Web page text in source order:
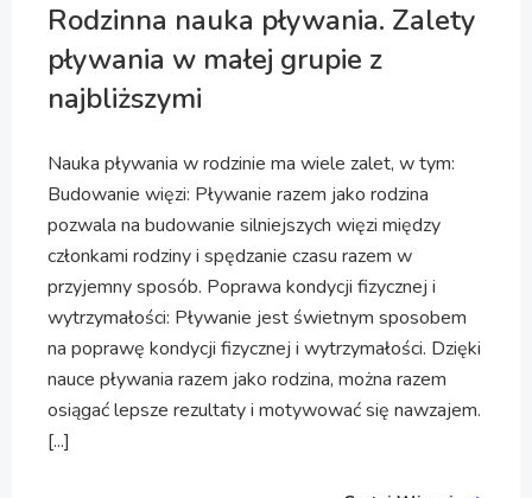
Rodzinna nauka pływania. Zalety
pływania w małej grupie z
najbliższymi
Nauka pływania w rodzinie ma wiele zalet, w tym:
Budowanie więzi: Pływanie razem jako rodzina
pozwala na budowanie silniejszych więzi między
członkami rodziny i spędzanie czasu razem w
przyjemny sposób. Poprawa kondycji fizycznej i
wytrzymałości: Pływanie jest świetnym sposobem
na poprawę kondycji fizycznej i wytrzymałości. Dzięki
nauce pływania razem jako rodzina, można razem
osiągać lepsze rezultaty i motywować się nawzajem.
[...]